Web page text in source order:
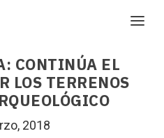
CONTINÚA EL
LOS TERRENOS
2018